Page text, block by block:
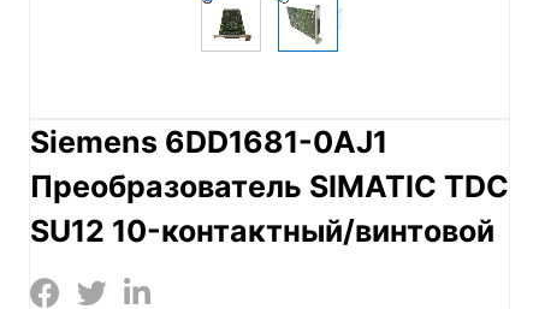
Siemens 6DD1681-0AJ1
Преобразователь SIMATIC TDC
SU12 10-контактный/винтовой